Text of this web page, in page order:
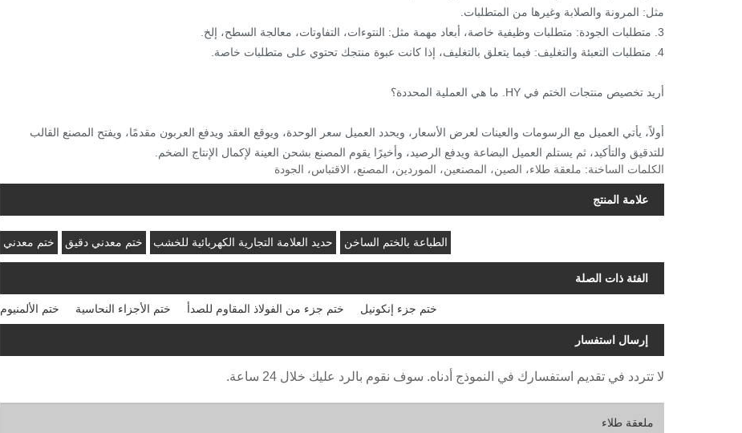
مثل: المرونة والصلابة وغيرها من المتطلبات.
3. متطلبات الجودة: متطلبات وظيفية خاصة، أبعاد مهمة مثل: النتوءات، التفاوتات، معالجة السطح، إلخ.
4. متطلبات التعبئة والتغليف: فيما يتعلق بالتغليف، إذا كانت عبوة منتجك تحتوي على متطلبات خاصة.
أريد تخصيص منتجات الختم في HY. ما هي العملية المحددة؟
أولاً، يأتي العميل مع الرسومات والعينات لعرض الأسعار، ويحدد العميل سعر الوحدة، ويوقع العقد ويدفع العربون مقدمًا، ويفتح المصنع القالب
للتدقيق والتأكيد، ثم يستلم العميل البضاعة ويدفع الرصيد، وأخيرًا يقوم المصنع بشحن العينة لإكمال الإنتاج الضخم.
الكلمات الساخنة: ملعقة طلاء، الصين، المصنعين، الموردين، المصنع، الاقتباس، الجودة
علامة المنتج
ختم معدني ختم معدني دقيق حديد العلامة التجارية الكهربائية للخشب الطباعة بالختم الساخن
الفئة ذات الصلة
ختم الألمنيوم ختم الأجزاء النحاسية ختم جزء من الفولاذ المقاوم للصدأ ختم جزء إنكونيل
إرسال استفسار
لا تتردد في تقديم استفسارك في النموذج أدناه. سوف نقوم بالرد عليك خلال 24 ساعة.